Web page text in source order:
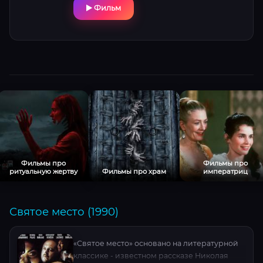
Фильм
Фильмы про
ритуальную жертву
Фильмы про храм
Фильмы про
императриц
Святое место (1990)
«Святое место» основано на литературной
классике - известном рассказе Николая